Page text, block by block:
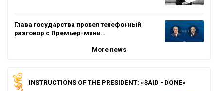
Глава государства провел телефонный
разговор с Премьер-мини…
More news
INSTRUCTIONS OF THE PRESIDENT: «SAID - DONE»